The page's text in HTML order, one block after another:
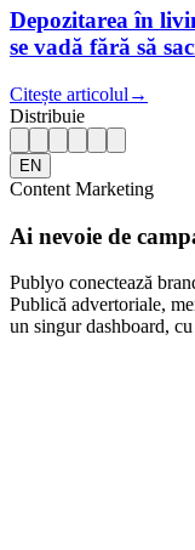
Depozitarea în
se vadă fără să
Citește articolul →
Distribuie
EN
Content Marketing
Ai nevoie de
Publyo conectează
Publică advertoriale,
un singur dashboard,